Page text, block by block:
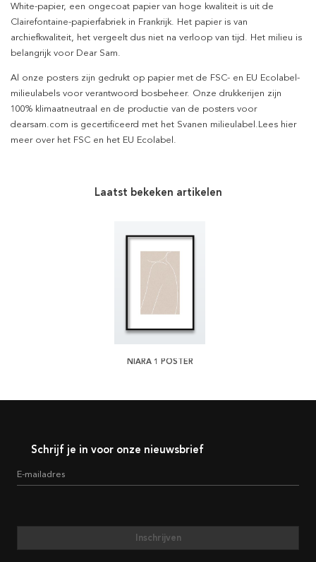
White-papier, een ongecoat papier van hoge kwaliteit is uit de
Clairefontaine-papierfabriek in Frankrijk. Het papier is van
archiefkwaliteit, het vergeelt dus niet na verloop van tijd. Het milieu is
belangrijk voor Dear Sam.
Al onze posters zijn gedrukt op papier met de FSC- en EU Ecolabel-
milieulabels voor verantwoord bosbeheer. Onze drukkerijen zijn
100% klimaatneutraal en de productie van de posters voor
dearsam.com is gecertificeerd met het Svanen milieulabel.Lees hier
meer over het FSC en het EU Ecolabel.
Laatst bekeken artikelen
NIARA 1 POSTER
Schrijf je in voor onze nieuwsbrief
E-mailadres
Inschrijven